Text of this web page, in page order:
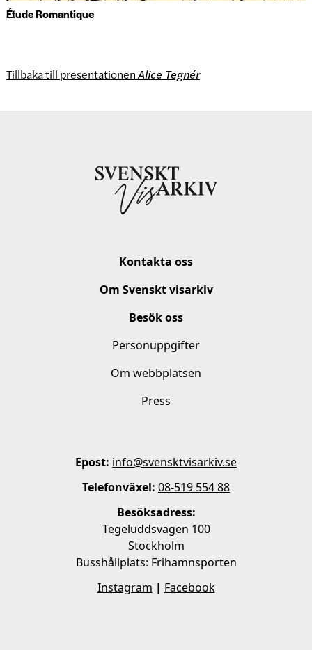
Étude Romantique
Tillbaka till presentationenAlice Tegnér
Kontakta oss
Om Svenskt visarkiv
Besök oss
Personuppgifter
Om webbplatsen
Press
Epost: info@svensktvisarkiv.se
Telefonväxel: 08-519 554 88
Besöksadress:
Tegeluddsvägen 100
Stockholm
Busshållplats: Frihamnsporten
Instagram | Facebook